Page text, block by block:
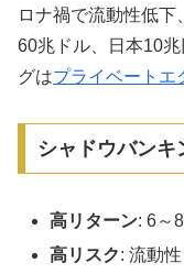
ロナ禍で流動性低
60兆ドル、日本10
グはプライベートエ
シャドウバンキ
高リターン: 6～
高リスク: 流動